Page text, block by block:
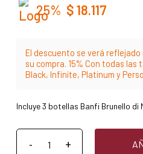
25% $18.117
El descuento se verá
su compra. 15% Con todas
Black, Infinite, Platinum y
Incluye 3 botellas Banfi Brunello di